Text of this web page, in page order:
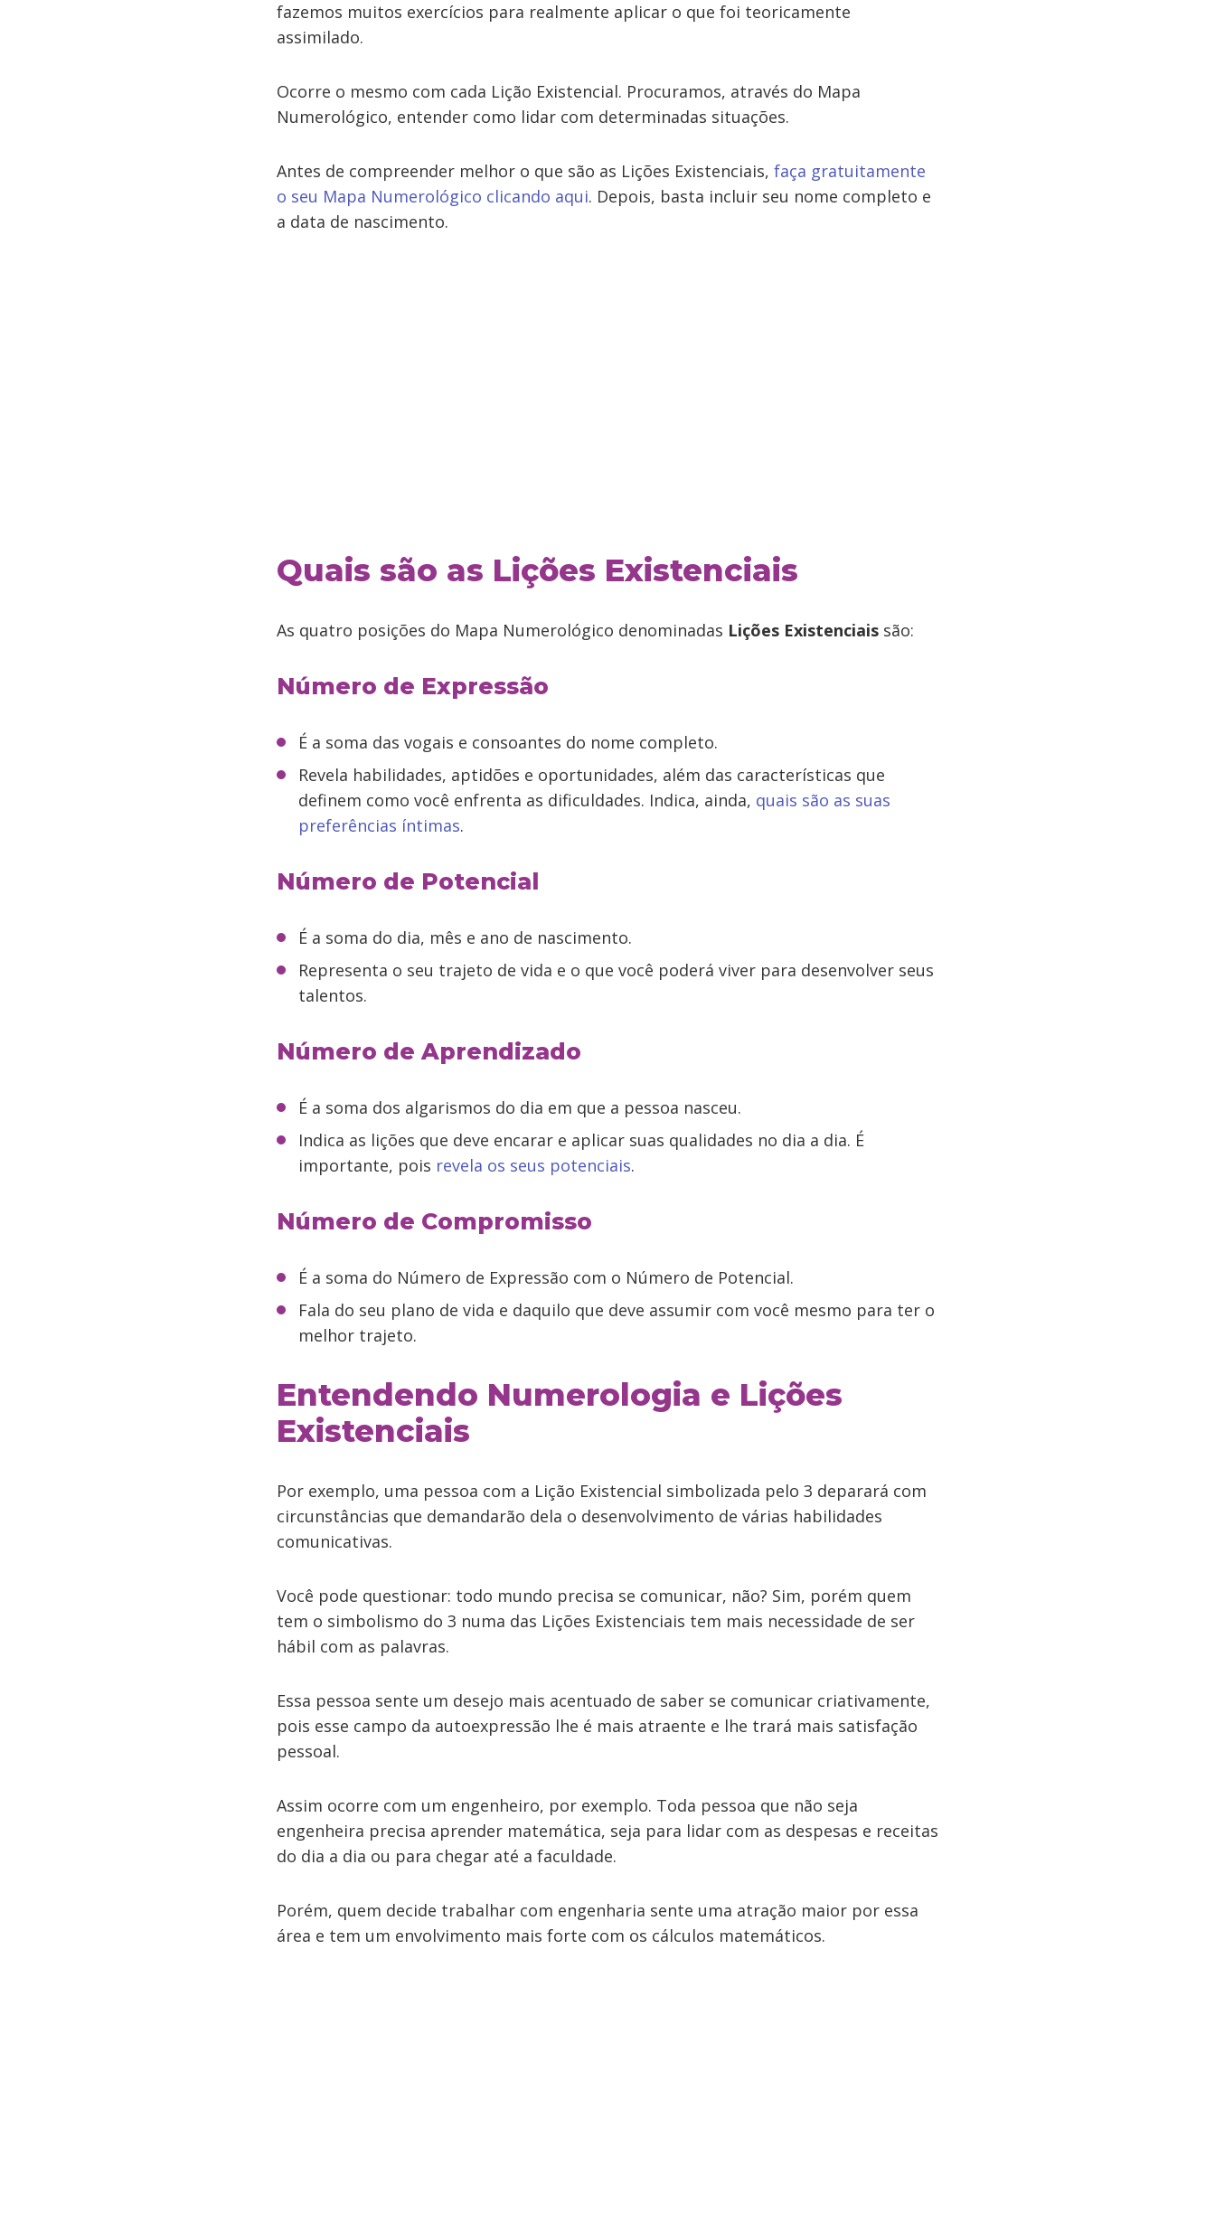
fazemos muitos exercícios para realmente aplicar o que foi teoricamente
assimilado.
Ocorre o mesmo com cada Lição Existencial. Procuramos, através do Mapa
Numerológico, entender como lidar com determinadas situações.
Antes de compreender melhor o que são as Lições Existenciais, faça gratuitamente
o seu Mapa Numerológico clicando aqui. Depois, basta incluir seu nome completo e
a data de nascimento.
Quais são as Lições Existenciais
As quatro posições do Mapa Numerológico denominadas Lições Existenciais são:
Número de Expressão
É a soma das vogais e consoantes do nome completo.
Revela habilidades, aptidões e oportunidades, além das características que
definem como você enfrenta as dificuldades. Indica, ainda, quais são as suas
preferências íntimas.
Número de Potencial
É a soma do dia, mês e ano de nascimento.
Representa o seu trajeto de vida e o que você poderá viver para desenvolver seus
talentos.
Número de Aprendizado
É a soma dos algarismos do dia em que a pessoa nasceu.
Indica as lições que deve encarar e aplicar suas qualidades no dia a dia. É
importante, pois revela os seus potenciais.
Número de Compromisso
É a soma do Número de Expressão com o Número de Potencial.
Fala do seu plano de vida e daquilo que deve assumir com você mesmo para ter o
melhor trajeto.
Entendendo Numerologia e Lições
Existenciais
Por exemplo, uma pessoa com a Lição Existencial simbolizada pelo 3 deparará com
circunstâncias que demandarão dela o desenvolvimento de várias habilidades
comunicativas.
Você pode questionar: todo mundo precisa se comunicar, não? Sim, porém quem
tem o simbolismo do 3 numa das Lições Existenciais tem mais necessidade de ser
hábil com as palavras.
Essa pessoa sente um desejo mais acentuado de saber se comunicar criativamente,
pois esse campo da autoexpressão lhe é mais atraente e lhe trará mais satisfação
pessoal.
Assim ocorre com um engenheiro, por exemplo. Toda pessoa que não seja
engenheira precisa aprender matemática, seja para lidar com as despesas e receitas
do dia a dia ou para chegar até a faculdade.
Porém, quem decide trabalhar com engenharia sente uma atração maior por essa
área e tem um envolvimento mais forte com os cálculos matemáticos.